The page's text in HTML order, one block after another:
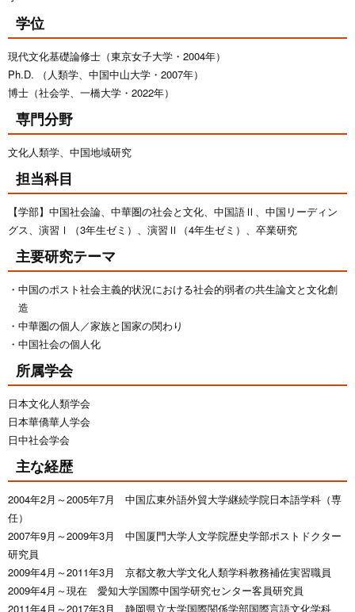
学位
現代文化基礎論修士（東京女子大学・2004年）
Ph.D. （人類学、中国中山大学・2007年）
博士（社会学、一橋大学・2022年）
専門分野
文化人類学、中国地域研究
担当科目
【学部】中国社会論、中華圏の社会と文化、中国語Ⅱ、中国リーディン
グス、演習Ⅰ（3年生ゼミ）、演習Ⅱ（4年生ゼミ）、卒業研究
主要研究テーマ
中国のポスト社会主義的状況における社会的弱者の共生論文と文化創
造
中華圏の個人／家族と国家の関わり
中国社会の個人化
所属学会
日本文化人類学会
日本華僑華人学会
日中社会学会
主な経歴
2004年2月～2005年7月 中国広東外語外貿大学継続学院日本語学科（専
任）
2007年9月～2009年3月 中国厦門大学人文学院歴史学部ポストドクター
研究員
2009年4月～2011年3月 京都文教大学文化人類学科教務補佐実習職員
2009年4月～現在 愛知大学国際中国学研究センター客員研究員
2011年4月～2017年3月 静岡県立大学国際関係学部国際言語文化学科